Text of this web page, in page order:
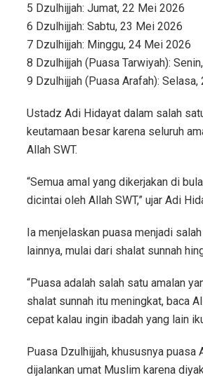
5 Dzulhijjah: Jumat, 22 Mei 2026
6 Dzulhijjah: Sabtu, 23 Mei 2026
7 Dzulhijjah: Minggu, 24 Mei 2026
8 Dzulhijjah (Puasa Tarwiyah):
9 Dzulhijjah (Puasa Arafah):
Ustadz Adi Hidayat dalam salah
keutamaan besar karena seluruh
Allah SWT.
“Semua amal yang dikerjakan di
dicintai oleh Allah SWT,” ujar Adi
Ia menjelaskan puasa menjadi
lainnya, mulai dari shalat sunnah
“Puasa adalah salah satu amalan
shalat sunnah itu meningkat, baca
cepat kalau ingin ibadah yang lain
Puasa Dzulhijjah, khususnya puasa
dijalankan umat Muslim karena